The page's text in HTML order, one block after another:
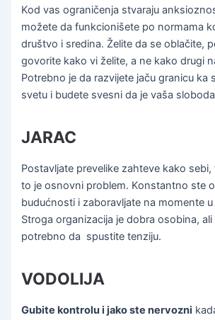
Kod vas ograničenja stvaraju
možete da funkcionišete po normama
društvo i sredina. Želite da se oblačite,
govorite kako vi želite, a ne kako drugi
Potrebno je da razvijete jaču granicu ka
svetu i budete svesni da je vaša
JARAC
Postavljate prevelike zahteve kako
to je osnovni problem. Konstantno ste
budućnosti i zaboravljate na momente
Stroga organizacija je dobra osobina,
potrebno da spustite tenziju.
VODOLIJA
Gubite kontrolu i jako ste nervozni